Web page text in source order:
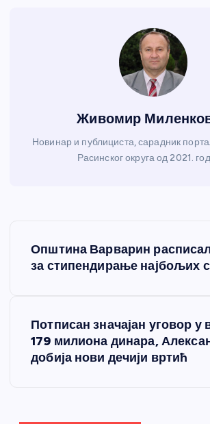
Живомир
Новинар и публициста, сарадник
Расинског округа од 2021.
Општина Варварин
за стипендирање најбољих
Потписан значајан уговор у
179 милиона динара,
добија нови дечији вртић